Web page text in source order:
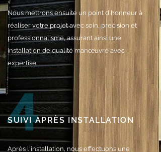
Nous mettrons ensuite un point d'honneur à
réaliser votre projet avec soin, précision et
professionnalisme, assurant ainsi une
installation de qualité manœuvré avec
expertise.
Après l'installation, nous effectuons une
SUIVI APRÈS INSTALLATION